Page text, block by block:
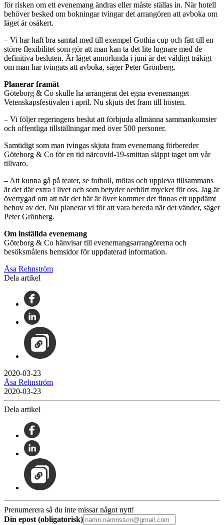
för risken om ett evenemang ändras eller måste ställas in. När hotell
behöver besked om bokningar tvingar det arrangören att avboka om
läget är osäkert.
– Vi har haft bra samtal med till exempel Gothia cup och fått till en
större flexibilitet som gör att man kan ta det lite lugnare med de
definitiva besluten. Är läget annorlunda i juni är det väldigt tråkigt
om man har tvingats att avboka, säger Peter Grönberg.
Planerar framåt
Göteborg & Co skulle ha arrangerat det egna evenemanget
Vetenskapsfestivalen i april. Nu skjuts det fram till hösten.
– Vi följer regeringens beslut att förbjuda allmänna sammankomster
och offentliga tillställningar med över 500 personer.
Samtidigt som man tvingas skjuta fram evenemang förbereder
Göteborg & Co för en tid närcovid-19-smittan släppt taget om vår
tillvaro.
– Att kunna gå på teater, se fotboll, mötas och uppleva tillsammans
är det där extra i livet och som betyder oerhört mycket för oss. Jag är
övertygad om att när det här är över kommer det finnas ett uppdämt
behov av det. Nu planerar vi för att vara bereda när det vänder, säger
Peter Grönberg.
Om inställda evenemang
Göteborg & Co hänvisar till evenemangsarrangörerna och
besöksmålens hemsidor för uppdaterad information.
Åsa Rehnström
Dela artikel
2020-03-23
Åsa Rehnström
2020-03-23
Dela artikel
Prenumerera så du inte missar något nytt!
Din epost (obligatorisk)